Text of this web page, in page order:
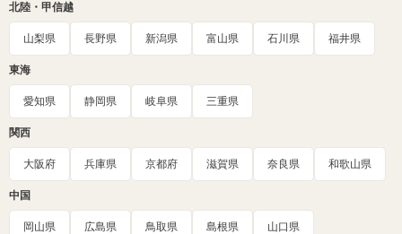
北陸・甲信越
山梨県 長野県 新潟県 富山県 石川県 福井県
東海
愛知県 静岡県 岐阜県 三重県
関西
大阪府 兵庫県 京都府 滋賀県 奈良県 和歌山県
中国
岡山県 広島県 鳥取県 島根県 山口県